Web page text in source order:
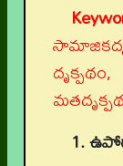
1.